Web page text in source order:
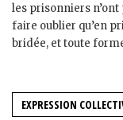
les prisonniers
faire oublier qu’en
bridée, et toute
EXPRESSION